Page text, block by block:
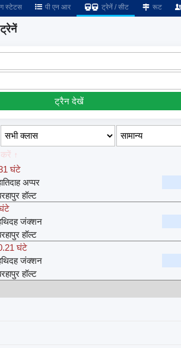
स्टेटस पी एन आर ट्रेनें / सीट रूट
ट्रैन देखें
↑
घंटे
अप्पर
हॉल्ट
जंक्शन
हॉल्ट
घंटे
जंक्शन
हॉल्ट